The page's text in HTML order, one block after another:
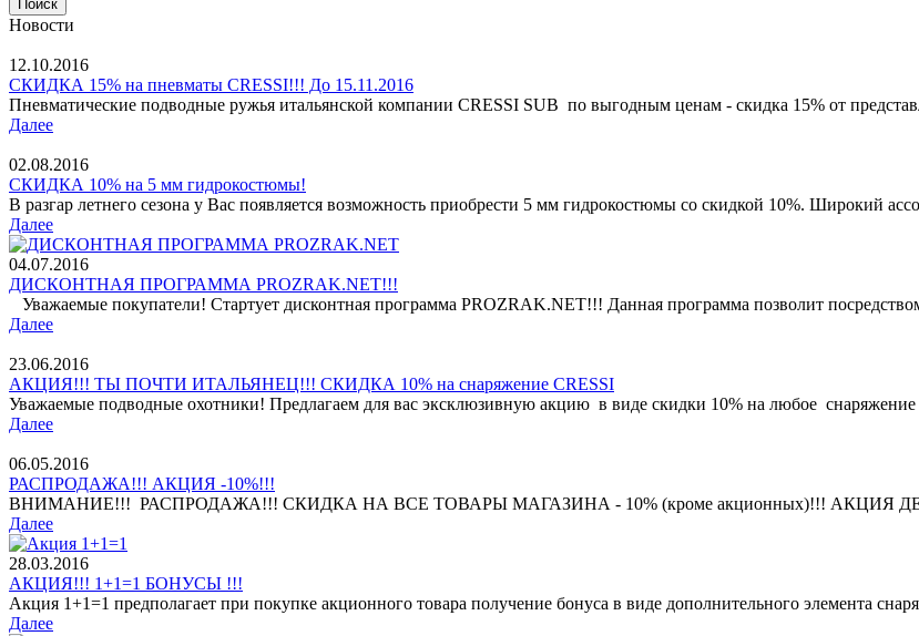
Новости
12.10.2016
СКИДКА 15% на пневматы CRESSI!!! До 15.11.2016
Пневматические подводные ружья итальянской компании CRESSI SUB по выгодным ценам - скидка 15% от
Далее
02.08.2016
СКИДКА 10% на 5 мм гидрокостюмы!
В разгар летнего сезона у Вас появляется возможность приобрести 5 мм гидрокостюмы со скидкой 10%. Широкий
Далее
04.07.2016
ДИСКОНТНАЯ ПРОГРАММА PROZRAK.NET!!!
Уважаемые покупатели! Стартует дисконтная программа PROZRAK.NET!!! Данная программа позволит
Далее
23.06.2016
АКЦИЯ!!! ТЫ ПОЧТИ ИТАЛЬЯНЕЦ!!! СКИДКА 10% на снаряжение CRESSI
Уважаемые подводные охотники! Предлагаем для вас эксклюзивную акцию в виде скидки 10% на любое
Далее
06.05.2016
РАСПРОДАЖА!!! АКЦИЯ -10%!!!
ВНИМАНИЕ!!! РАСПРОДАЖА!!! СКИДКА НА ВСЕ ТОВАРЫ МАГАЗИНА - 10% (кроме акционных)!!! АКЦИЯ
Далее
28.03.2016
АКЦИЯ!!! 1+1=1 БОНУСЫ !!!
Акция 1+1=1 предполагает при покупке акционного товара получение бонуса в виде дополнительного элемента
Далее